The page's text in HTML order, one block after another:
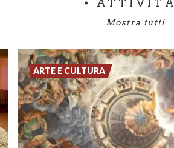
ATTIVITÀ
Mostra tutti
ARTE E CULTURA